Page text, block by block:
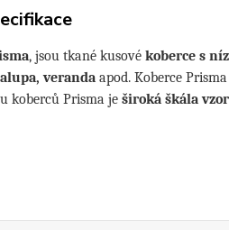
, jsou tkané kusové koberce s
verandaapod. Koberce
koberců Prisma je široká škála